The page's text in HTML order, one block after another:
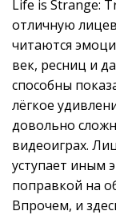
Life is Strange:
отличную
читаются
век, ресниц и
способны
лёгкое
довольно
видеоиграх.
уступает иным
поправкой на
Впрочем, и